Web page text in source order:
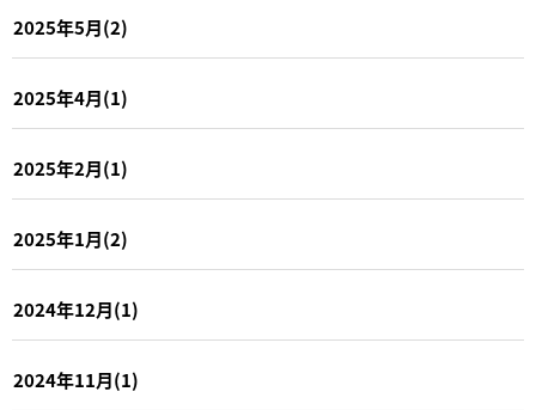
2025年5月(2)
2025年4月(1)
2025年2月(1)
2025年1月(2)
2024年12月(1)
2024年11月(1)